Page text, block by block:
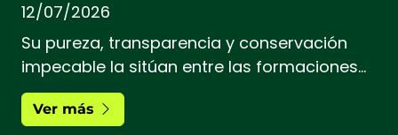
12/07/2026
Su pureza, transparencia y conservación
impecable la sitúan entre las formaciones
geológicas más excepcionales del planeta,
un referente internacional por la perfección
Ver más